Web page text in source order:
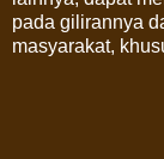
pada gilirannya
masyarakat,